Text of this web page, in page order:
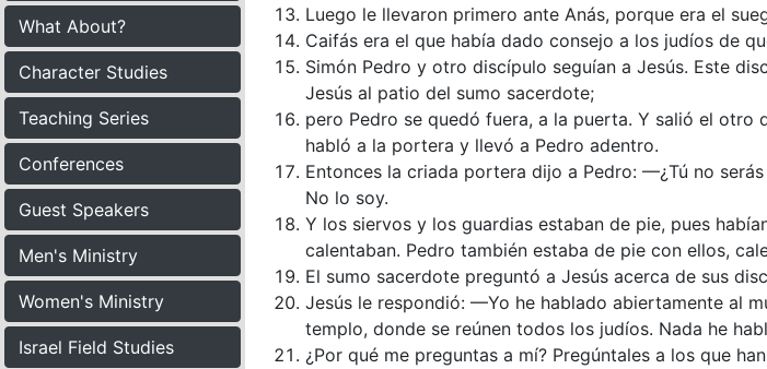
What About?
Character Studies
Teaching Series
Conferences
Guest Speakers
Men's Ministry
Women's Ministry
Israel Field Studies
Luego le llevaron primero ante Anás, porque era el
Caifás era el que había dado consejo a los judíos de
Simón Pedro y otro discípulo seguían a Jesús. Este
Jesús al patio del sumo sacerdote;
pero Pedro se quedó fuera, a la puerta. Y salió el
habló a la portera y llevó a Pedro adentro.
Entonces la criada portera dijo a Pedro: —¿Tú no
No lo soy.
Y los siervos y los guardias estaban de pie, pues
calentaban. Pedro también estaba de pie con ellos,
El sumo sacerdote preguntó a Jesús acerca de sus
Jesús le respondió: —Yo he hablado abiertamente al
templo, donde se reúnen todos los judíos. Nada he
¿Por qué me preguntas a mí? Pregúntales a los que